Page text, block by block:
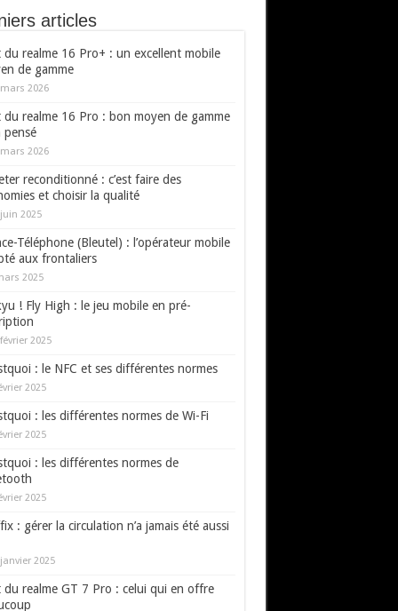
articles
du realme 16 Pro+ : un excellent mobile
de gamme
2026
du realme 16 Pro : bon moyen de gamme
pensé
2026
reconditionné : c’est faire des
et choisir la qualité
2025
Téléphone (Bleutel) : l’opérateur mobile
aux frontaliers
2025
! Fly High : le jeu mobile en pré-
2025
: le NFC et ses différentes normes
2025
: les différentes normes de Wi-Fi
2025
: les différentes normes de
2025
: gérer la circulation n’a jamais été aussi
2025
du realme GT 7 Pro : celui qui en offre